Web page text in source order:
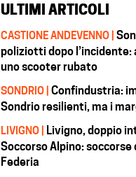
ULTIMI ARTICOLI
CASTIONE ANDEVENNO |
poliziotti dopo
uno scooter rubato
SONDRIO | Confindustria:
Sondrio resilienti, ma i
LIVIGNO | Livigno, doppio
Soccorso Alpino: soccorse
Federia